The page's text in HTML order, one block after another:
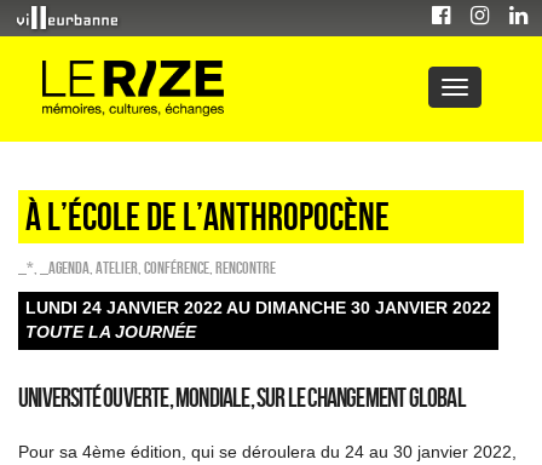
À l’École de l’Anthropocène
_* _Agenda Atelier Conférence Rencontre
LUNDI 24 JANVIER 2022 AU DIMANCHE 30 JANVIER 2022
TOUTE LA JOURNÉE
Université ouverte, mondiale, sur le changement global
Pour sa 4ème édition, qui se déroulera du 24 au 30 janvier 2022,